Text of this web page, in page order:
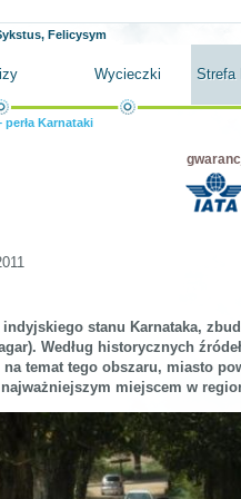
Felicysym
Wycieczki Strefa
perła Karnataki
stanu Karnataka,
Według historycznych
temat tego obszaru, miasto
miejscem w